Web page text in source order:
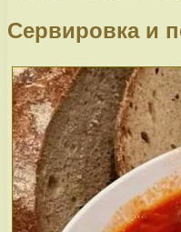
Сервировка и